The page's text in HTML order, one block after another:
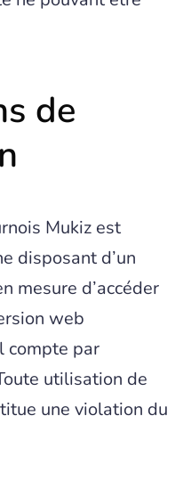
de
Mukiz est
disposant d’un
mesure d’accéder
web
compte par
utilisation de
une violation du